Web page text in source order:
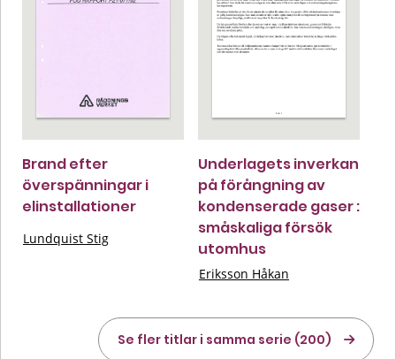
Brand efter
överspänningar i
elinstallationer
Lundquist Stig
Underlagets inverkan
på förångning av
kondenserade gaser :
småskaliga försök
utomhus
Eriksson Håkan
Se fler titlar i samma serie (200)